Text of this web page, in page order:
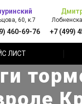
60, к.7
460-69-76 +7 (499)
ЛИСТ